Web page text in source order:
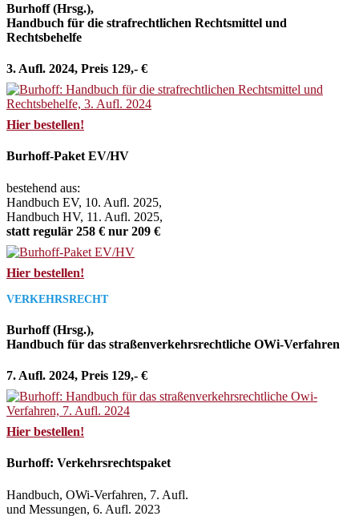
Burhoff (Hrsg.),
Handbuch für die strafrechtlichen Rechtsmittel und
Rechtsbehelfe
3. Aufl. 2024, Preis 129,- €
Hier bestellen!
Burhoff-Paket EV/HV
bestehend aus:
Handbuch EV, 10. Aufl. 2025,
Handbuch HV, 11. Aufl. 2025,
statt regulär 258 € nur 209 €
Hier bestellen!
VERKEHRSRECHT
Burhoff (Hrsg.),
Handbuch für das straßenverkehrsrechtliche OWi-Verfahren
7. Aufl. 2024, Preis 129,- €
Hier bestellen!
Burhoff: Verkehrsrechtspaket
Handbuch, OWi-Verfahren, 7. Aufl.
und Messungen, 6. Aufl. 2023